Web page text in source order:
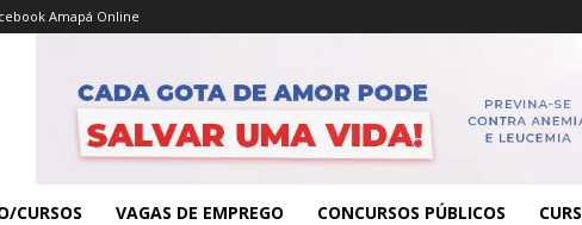
Amapá Online
CURSOS VAGAS DE EMPREGO CONCURSOS PÚBLICOS